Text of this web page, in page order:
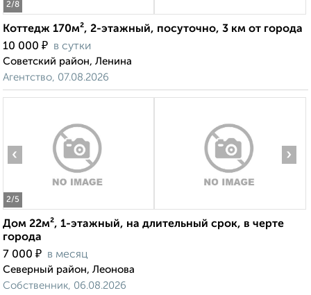
2/8
Коттедж 170м², 2-этажный, посуточно, 3 км от города
10 000 ₽ в сутки
Советский район, Ленина
Агентство, 07.08.2026
2/5
‹ ›
Дом 22м², 1-этажный, на длительный срок, в черте
города
7 000 ₽ в месяц
Северный район, Леонова
Собственник, 06.08.2026